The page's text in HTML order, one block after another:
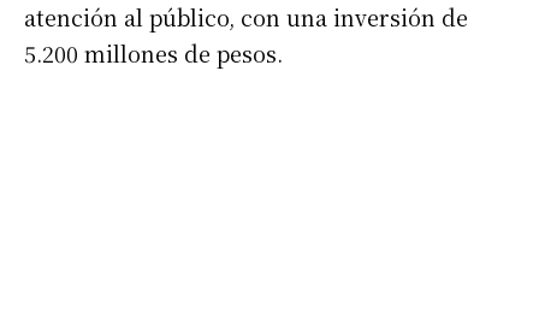
atención al público, con una inversión de
5.200 millones de pesos.